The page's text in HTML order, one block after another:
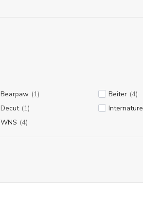
Bearpaw (1) Beiter (4)
Decut (1) Internature
WNS (4)